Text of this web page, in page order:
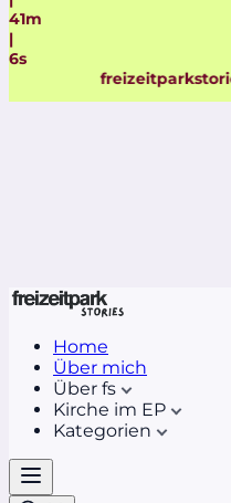
41m
|
5s
freizeitparkstories
Home
Über mich
Über fs
Kirche im EP
Kategorien